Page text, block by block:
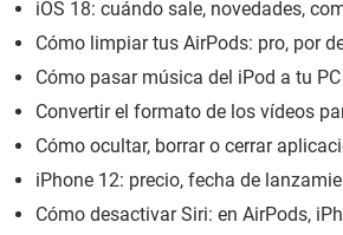
iOS 18: cuándo sale, novedades,
Cómo limpiar tus AirPods: pro, por
Cómo pasar música del iPod a tu
Convertir el formato de los vídeos
Cómo ocultar, borrar o cerrar
iPhone 12: precio, fecha de
Cómo desactivar Siri: en AirPods,